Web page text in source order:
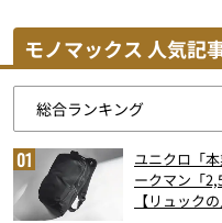
モノマックス 人気記
ユニクロ「
ークマン「
【リュック